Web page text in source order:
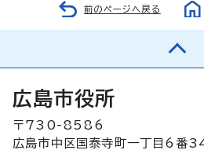
前のページへ戻る
広島市役所
〒730-8586
広島市中区国泰寺町一丁目6番